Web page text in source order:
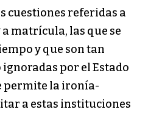
cuestiones referidas a
matrícula, las que se
y que son tan
por el Estado
permite la ironía-
a estas instituciones